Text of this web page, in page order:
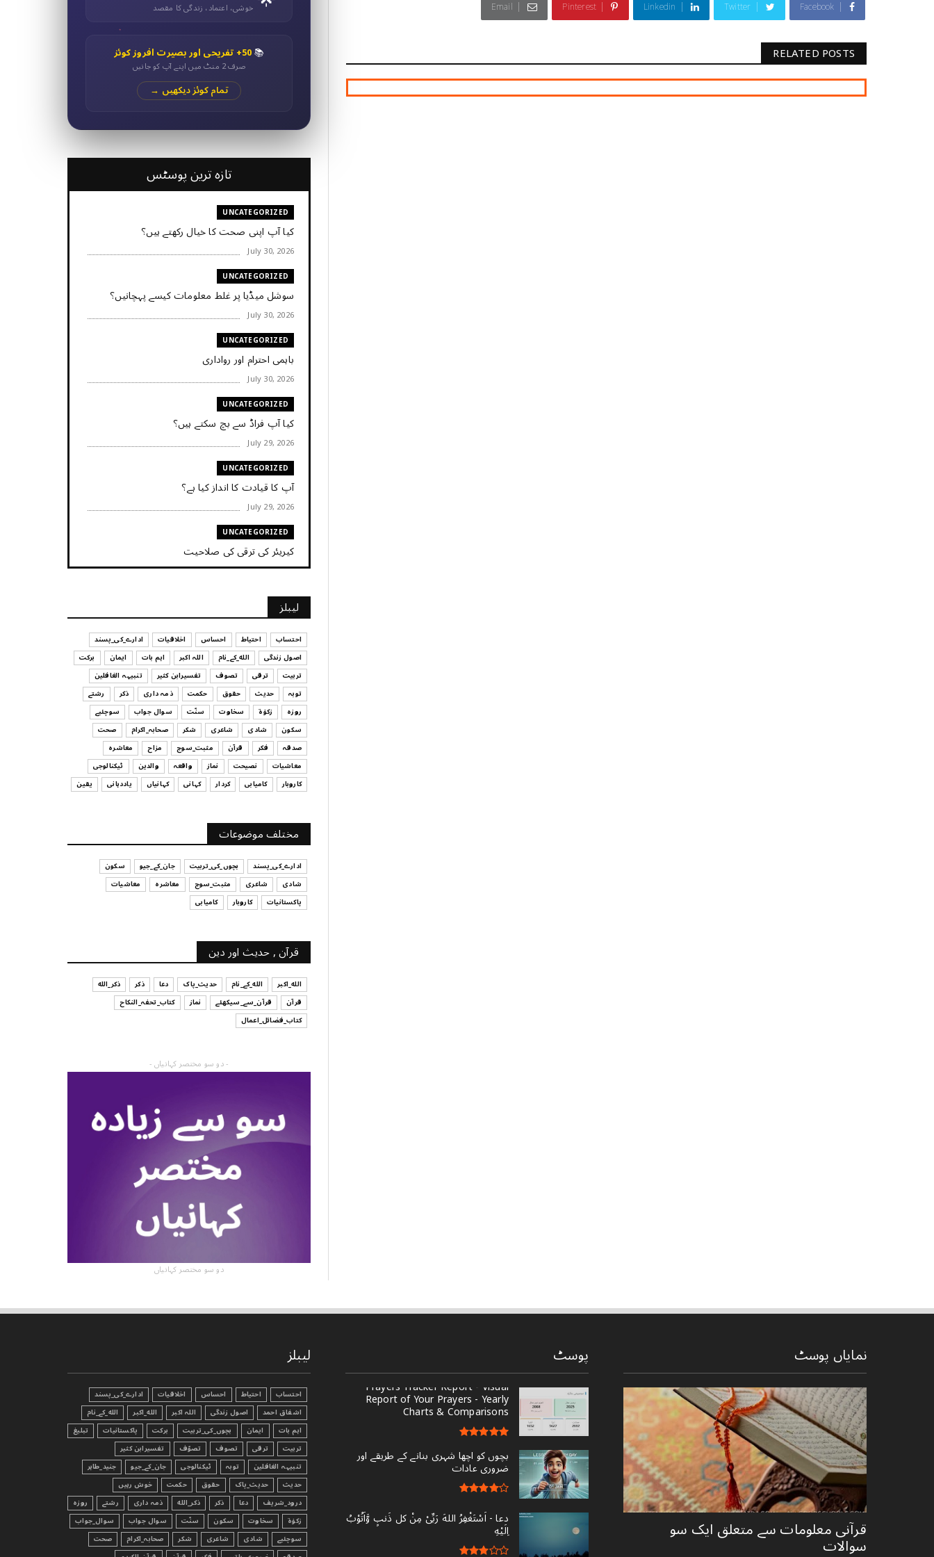
Facebook
Twitter
Linkedin
Pinterest
Email
RELATED POSTS
خوشی، اعتماد، زندگی کا مقصد
📚50+ تفریحی اور بصیرت افروز کوئز
صرف 2 منٹ میں اپنے آپ کو جانیں
تمام کوئز دیکھیں →
تازہ ترین پوسٹس
UNCATEGORIZED
کیا آپ اپنی صحت کا خیال رکھتے ہیں؟
July 30, 2026
UNCATEGORIZED
سوشل میڈیا پر غلط معلومات کیسے پہچانیں؟
July 30, 2026
UNCATEGORIZED
باہمی احترام اور رواداری
July 30, 2026
UNCATEGORIZED
کیا آپ فراڈ سے بچ سکتے ہیں؟
July 29, 2026
UNCATEGORIZED
آپ کا قیادت کا انداز کیا ہے؟
July 29, 2026
UNCATEGORIZED
کیریئر کی ترقی کی صلاحیت
July 29, 2026
UNCATEGORIZED
کیا آپ اپنے باس کو مؤثر طریقے سے منظم کر رہے
ہیں
July 29, 2026
UNCATEGORIZED
اس وقت آپ کا موڈ کیسا ہے؟
July 29, 2026
UNCATEGORIZED
قرض لینے اور دینے میں ہوشیاری
July 29, 2026
آپ کا فیصلہ کرنے کا انداز
July 29, 2026
لیبلز
احتساب احتیاط احساس اخلاقیات
ادارے_کی_پسند
اصول زندگی
الله_کے_نام اللہ اکبر اہم بات ایمان
برکت
تربیت
ترقی تصوف تفسیرابن کثیر
تنبیہہ الغافلین
توبہ
حدیث حقوق حکمت ذمہ داری ذکر
رشتے
روزہ
زکوٰۃ سخاوت سنّت سوال جواب
سوچئیے
سکون
شادی شاعری شکر صحابہ_اکرام
صحت
صدقہ
فکر قرآن مثبت_سوچ مزاح
معاشرہ
معاشیات
نصیحت نماز واقعہ والدین
ٹیکنالوجی
کاروبار
کامیابی کردار کہانی کہانیاں یاددہانی یقین
مختلف موضوعات
ادارے_کی_پسند بچوں_کی_تربیت جان_کے_جیو
سکون
شادی
شاعری مثبت_سوچ معاشرہ
معاشیات
پاکستانیات
کاروبار کامیابی
قرآن , حدیث اور دین
الله_اکبر الله_کے_نام حدیث_پاک دعا ذکر
ذکر_الله
قرآن
قرآن_سے_سیکھئے نماز
کتاب_تحفہ_النکاح
کتاب_فضائل_اعمال
- دو سو مختصر کہانیاں -
دو سو مختصر کہانیاں
نمایاں پوسٹ
قرآنی ‏معلومات ‏سے ‏متعلق ‏ایک ‏سو
‏سوالات ‏
پوسٹ
Prayers Tracker Report - Visual
Report of Your Prayers - Yearly
Charts & Comparisons
بچوں کو اچھا شہری بنانے کے طریقے اور
ضروری عادات
دعا - ‎اَسْتَغْفِرُ اللهَ رَبِّىْ مِنْ کل ذَنبٍ وَّاَتُوْبُ
اِلَيْهِ
لیبلز
احتساب احتیاط احساس اخلاقیات
ادارے_کی_پسند
اشفاق احمد
اصول زندگی اللہ اکبر الله_اکبر
الله_کے_نام
اہم بات
ایمان بچوں_کی_تربیت برکت پاکستانیات
تبليغ
تربیت
ترقی تصوف تصوّف
تفسیرابن کثیر
تنبیہہ الغافلین
توبہ ٹیکنالوجی جان_کے_جیو
جنید_طاہر
حدیث
حدیث_پاک حقوق حکمت
خوش رہیں
درود_شریف
دعا ذکر ذکر_الله ذمہ داری رشتے
روزہ
زکوٰۃ
سخاوت سکون سنّت سوال جواب
سوال_جواب
سوچئیے
شادی شاعری شکر صحابہ_اکرام
صحت